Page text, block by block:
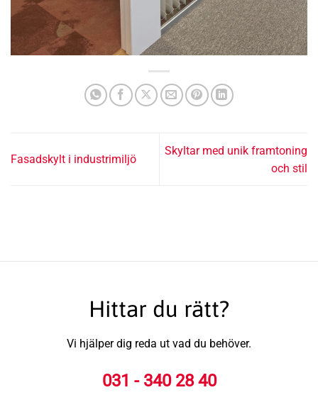
Fasadskylt i industrimiljö
Skyltar med unik framtoning
och stil
Hittar du rätt?
Vi hjälper dig reda ut vad du behöver.
031 - 340 28 40